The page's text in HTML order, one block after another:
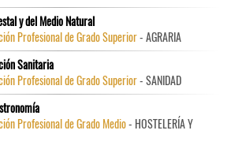
y del Medio Natural
Profesional de Grado Superior- AGRARIA
Sanitaria
Profesional de Grado Superior- SANIDAD
Profesional de Grado Medio- HOSTELERÍA Y